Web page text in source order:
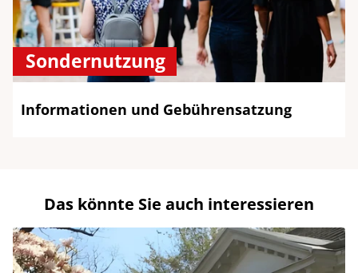
Sondernutzung
Informationen und Gebührensatzung
Das könnte Sie auch interessieren